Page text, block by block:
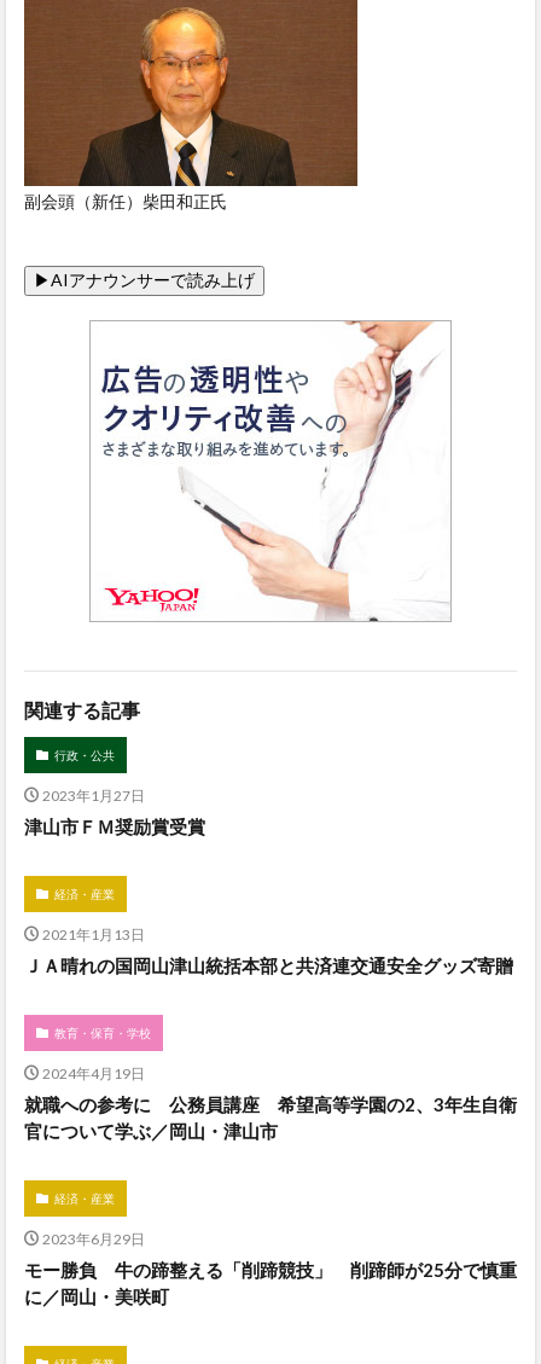
副会頭（新任）柴田和正氏
関連する記事
行政・公共
2023年1月27日
津山市ＦＭ奨励賞受賞
経済・産業
2021年1月13日
ＪＡ晴れの国岡山津山統括本部と共済連交通安全グッズ寄贈
教育・保育・学校
2024年4月19日
就職への参考に 公務員講座 希望高等学園の2、3年生自衛
官について学ぶ／岡山・津山市
経済・産業
2023年6月29日
モー勝負 牛の蹄整える「削蹄競技」 削蹄師が25分で慎重
に／岡山・美咲町